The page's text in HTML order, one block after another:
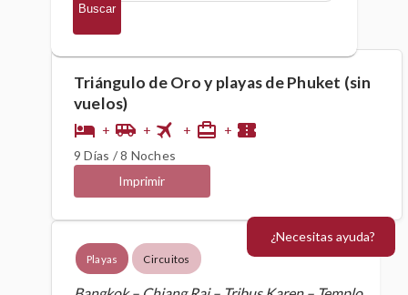
Buscar
Playas Circuitos
Triángulo de Oro y playas de Phuket (sin
vuelos)
hotel + airport_shuttle + flight + card_travel + confirmation_number
9 Días / 8 Noches
Imprimir
¿Necesitas ayuda?